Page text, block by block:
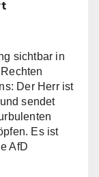
sichtbar in
Der Herr ist
sendet
Es ist
AfD